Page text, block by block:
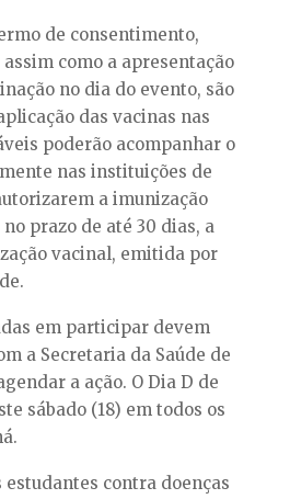
de consentimento,
como a apresentação
no dia do evento, são
das vacinas nas
poderão acompanhar o
nas instituições de
a imunização
prazo de até 30 dias, a
vacinal, emitida por
em participar devem
a Secretaria da Saúde de
a ação. O Dia D de
sábado (18) em todos os
contra doenças